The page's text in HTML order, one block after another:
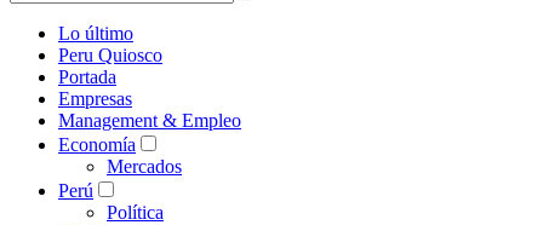
Lo último
Peru Quiosco
Portada
Empresas
Management & Empleo
Economía
Mercados
Perú
Política